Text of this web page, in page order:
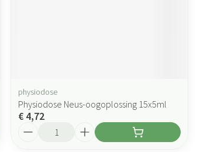
physiodose
Physiodose Neus-oogoplossing 15x5ml
€ 4,72